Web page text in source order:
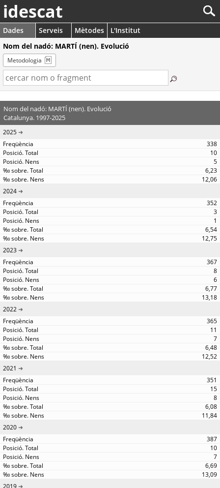
idescat
Dades Serveis Mètodes
L'Institut
Nom del nadó: MARTÍ (nen). Evolució
Metodologia
Nom del nadó: MARTÍ (nen). Evolució
Catalunya. 1997-2025
2025
338
10
5
6,23
12,06
2024
352
3
1
6,54
12,75
2023
367
8
6
6,77
13,18
2022
365
11
7
6,48
12,52
2021
351
15
8
6,08
11,84
2020
387
10
7
6,69
13,09
2019